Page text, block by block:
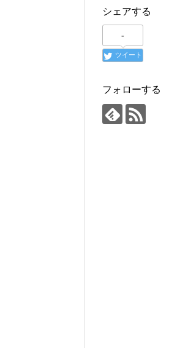
シェアする
-
ツイート
フォローする